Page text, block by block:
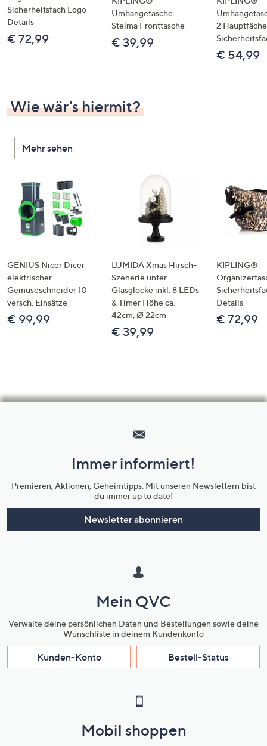
Sicherheitsfach Logo-
Details
€ 72,99
Umhängetasche
Stelma Fronttasche
€ 39,99
2
€ 54,99
Wie wär's hiermit?
Mehr sehen
GENIUS Nicer Dicer
elektrischer
Gemüseschneider 10
versch. Einsätze
€ 99,99
LUMIDA Xmas Hirsch-
Szenerie unter
Glasglocke inkl. 8 LEDs
& Timer Höhe ca.
42cm, Ø 22cm
€ 39,99
KIPLING®
Details
€ 72,99
Unternehmensinformationen
Immer informiert!
Premieren, Aktionen, Geheimtipps: Mit unseren Newslettern bist
du immer up to date!
Newsletter abonnieren
Mein QVC
Verwalte deine persönlichen Daten und Bestellungen sowie deine
Wunschliste in deinem Kundenkonto
Kunden-Konto Bestell-Status
Mobil shoppen